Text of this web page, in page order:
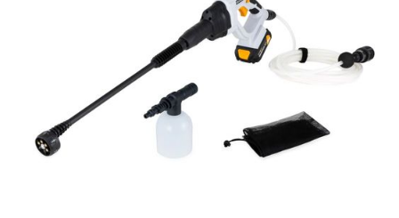
1x Bouteille de savon
1x Tuyau de 6m
1x Carte de garantie